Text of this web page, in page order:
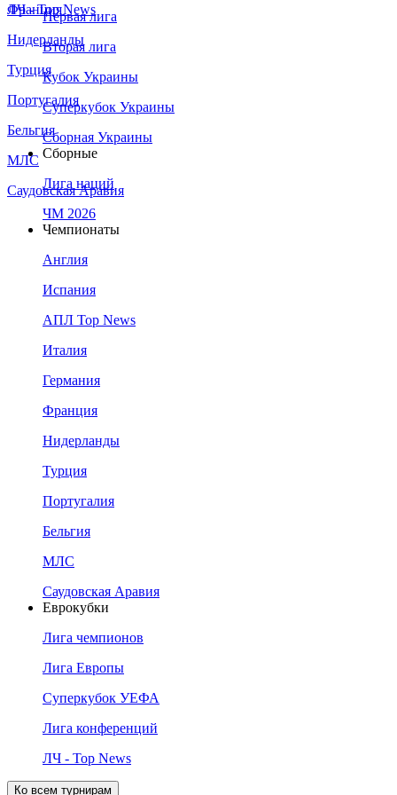
Франция
Нидерланды
Турция
Португалия
Бельгия
МЛС
Саудовская Аравия
ЛЧ - Top News
Первая лига
Вторая лига
Кубок Украины
Суперкубок Украины
Сборная Украины
Сборные
Лига наций
ЧМ 2026
Чемпионаты
Англия
Испания
АПЛ Top News
Италия
Германия
Франция
Нидерланды
Турция
Португалия
Бельгия
МЛС
Саудовская Аравия
Еврокубки
Лига чемпионов
Лига Европы
Суперкубок УЕФА
Лига конференций
ЛЧ - Top News
Ко всем турнирам